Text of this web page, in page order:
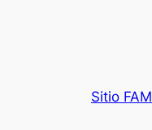
Sitio FAM